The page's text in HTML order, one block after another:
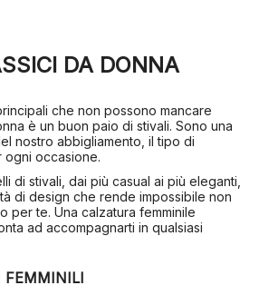
DA DONNA
che non possono mancare
è un buon paio di stivali. Sono una
nostro abbigliamento, il tipo di
occasione.
di stivali, dai più casual ai più eleganti,
di design che rende impossibile non
per te. Una calzatura femminile
ad accompagnarti in qualsiasi
FEMMINILI